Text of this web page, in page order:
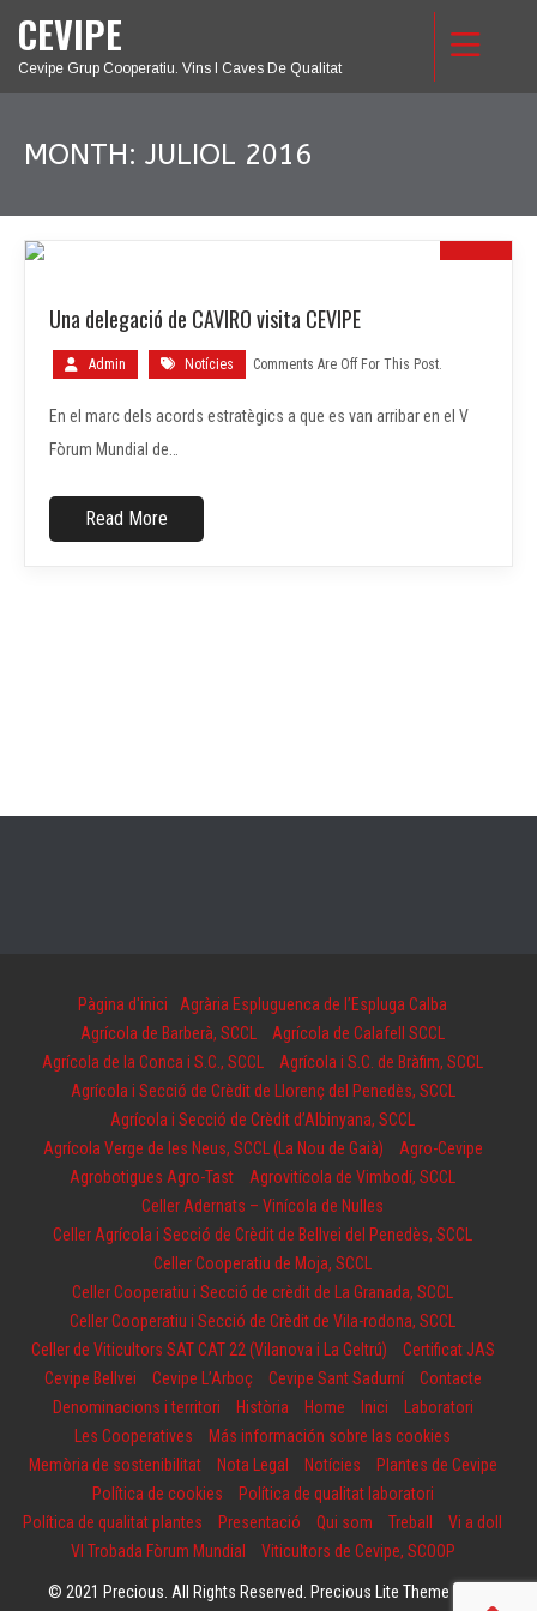
CEVIPE
Cevipe Grup Cooperatiu. Vins I Caves De Qualitat
MONTH: JULIOL 2016
20
Una delegació de CAVIRO visita CEVIPE
Admin Notícies Comments Are Off For This Post.
En el marc dels acords estratègics a que es van arribar en el V
Fòrum Mundial de…
Read More
Pàgina d'inici
Agrària Espluguenca de l’Espluga Calba
Agrícola de Barberà, SCCL
Agrícola de Calafell SCCL
Agrícola de la Conca i S.C., SCCL
Agrícola i S.C. de Bràfim, SCCL
Agrícola i Secció de Crèdit de Llorenç del Penedès, SCCL
Agrícola i Secció de Crèdit d’Albinyana, SCCL
Agrícola Verge de les Neus, SCCL (La Nou de Gaià)
Agro-Cevipe
Agrobotigues Agro-Tast
Agrovitícola de Vimbodí, SCCL
Celler Adernats – Vinícola de Nulles
Celler Agrícola i Secció de Crèdit de Bellvei del Penedès, SCCL
Celler Cooperatiu de Moja, SCCL
Celler Cooperatiu i Secció de crèdit de La Granada, SCCL
Celler Cooperatiu i Secció de Crèdit de Vila-rodona, SCCL
Celler de Viticultors SAT CAT 22 (Vilanova i La Geltrú)
Certificat JAS
Cevipe Bellvei
Cevipe L’Arboç Cevipe Sant Sadurní
Contacte
Denominacions i territori
Història Home Inici
Laboratori
Les Cooperatives
Más información sobre las cookies
Memòria de sostenibilitat
Nota Legal Notícies
Plantes de Cevipe
Política de cookies
Política de qualitat laboratori
Política de qualitat plantes
Presentació Qui som Treball
Vi a doll
VI Trobada Fòrum Mundial
Viticultors de Cevipe, SCOOP
© 2021 Precious. All Rights Reserved. Precious Lite Theme by